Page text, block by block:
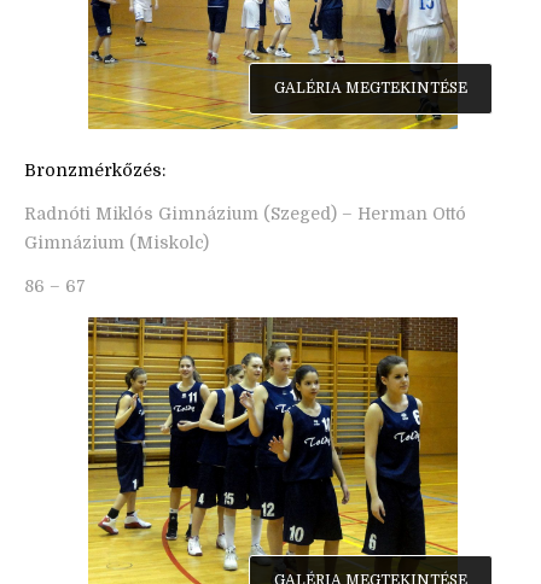
GALÉRIA MEGTEKINTÉSE
Bronzmérkőzés:
Radnóti Miklós Gimnázium (Szeged) – Herman Ottó
Gimnázium (Miskolc)
86 – 67
GALÉRIA MEGTEKINTÉSE